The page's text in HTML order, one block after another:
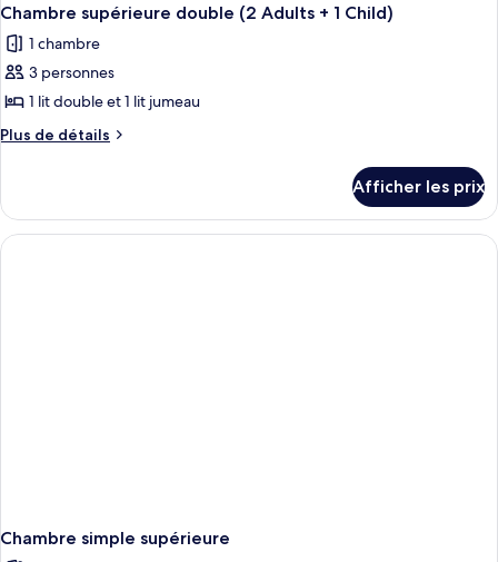
Chambre supérieure double (2 Adults + 1 Child)
1 chambre
3 personnes
1 lit double et 1 lit jumeau
Plus de détails
Plus
Chambre
supérieure
double
Afficher les prix
Chambre simple supérieure